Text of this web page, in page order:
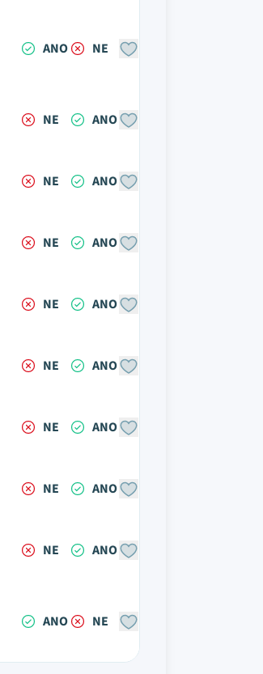
ANO NE
NE ANO
NE ANO
NE ANO
NE ANO
NE ANO
NE ANO
NE ANO
NE ANO
ANO NE